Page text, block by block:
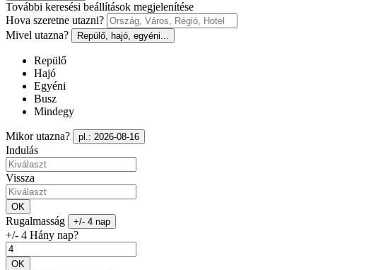
További keresési beállítások megjelenítése
Hova szeretne utazni?
Mivel utazna?
Repülő, hajó, egyéni...
Repülő
Hajó
Egyéni
Busz
Mindegy
Mikor utazna? pl.: 2026-08-16
Indulás
Vissza
OK
Rugalmasság +/- 4 nap
+/- 4 Hány nap?
OK